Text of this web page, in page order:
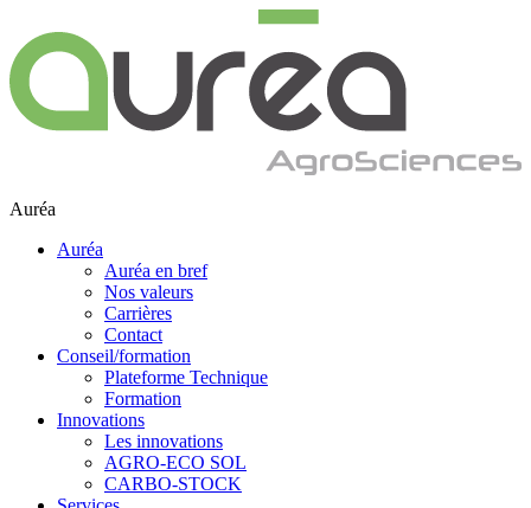
Auréa
Auréa
Auréa en bref
Nos valeurs
Carrières
Contact
Conseil/formation
Plateforme Technique
Formation
Innovations
Les innovations
AGRO-ECO SOL
CARBO-STOCK